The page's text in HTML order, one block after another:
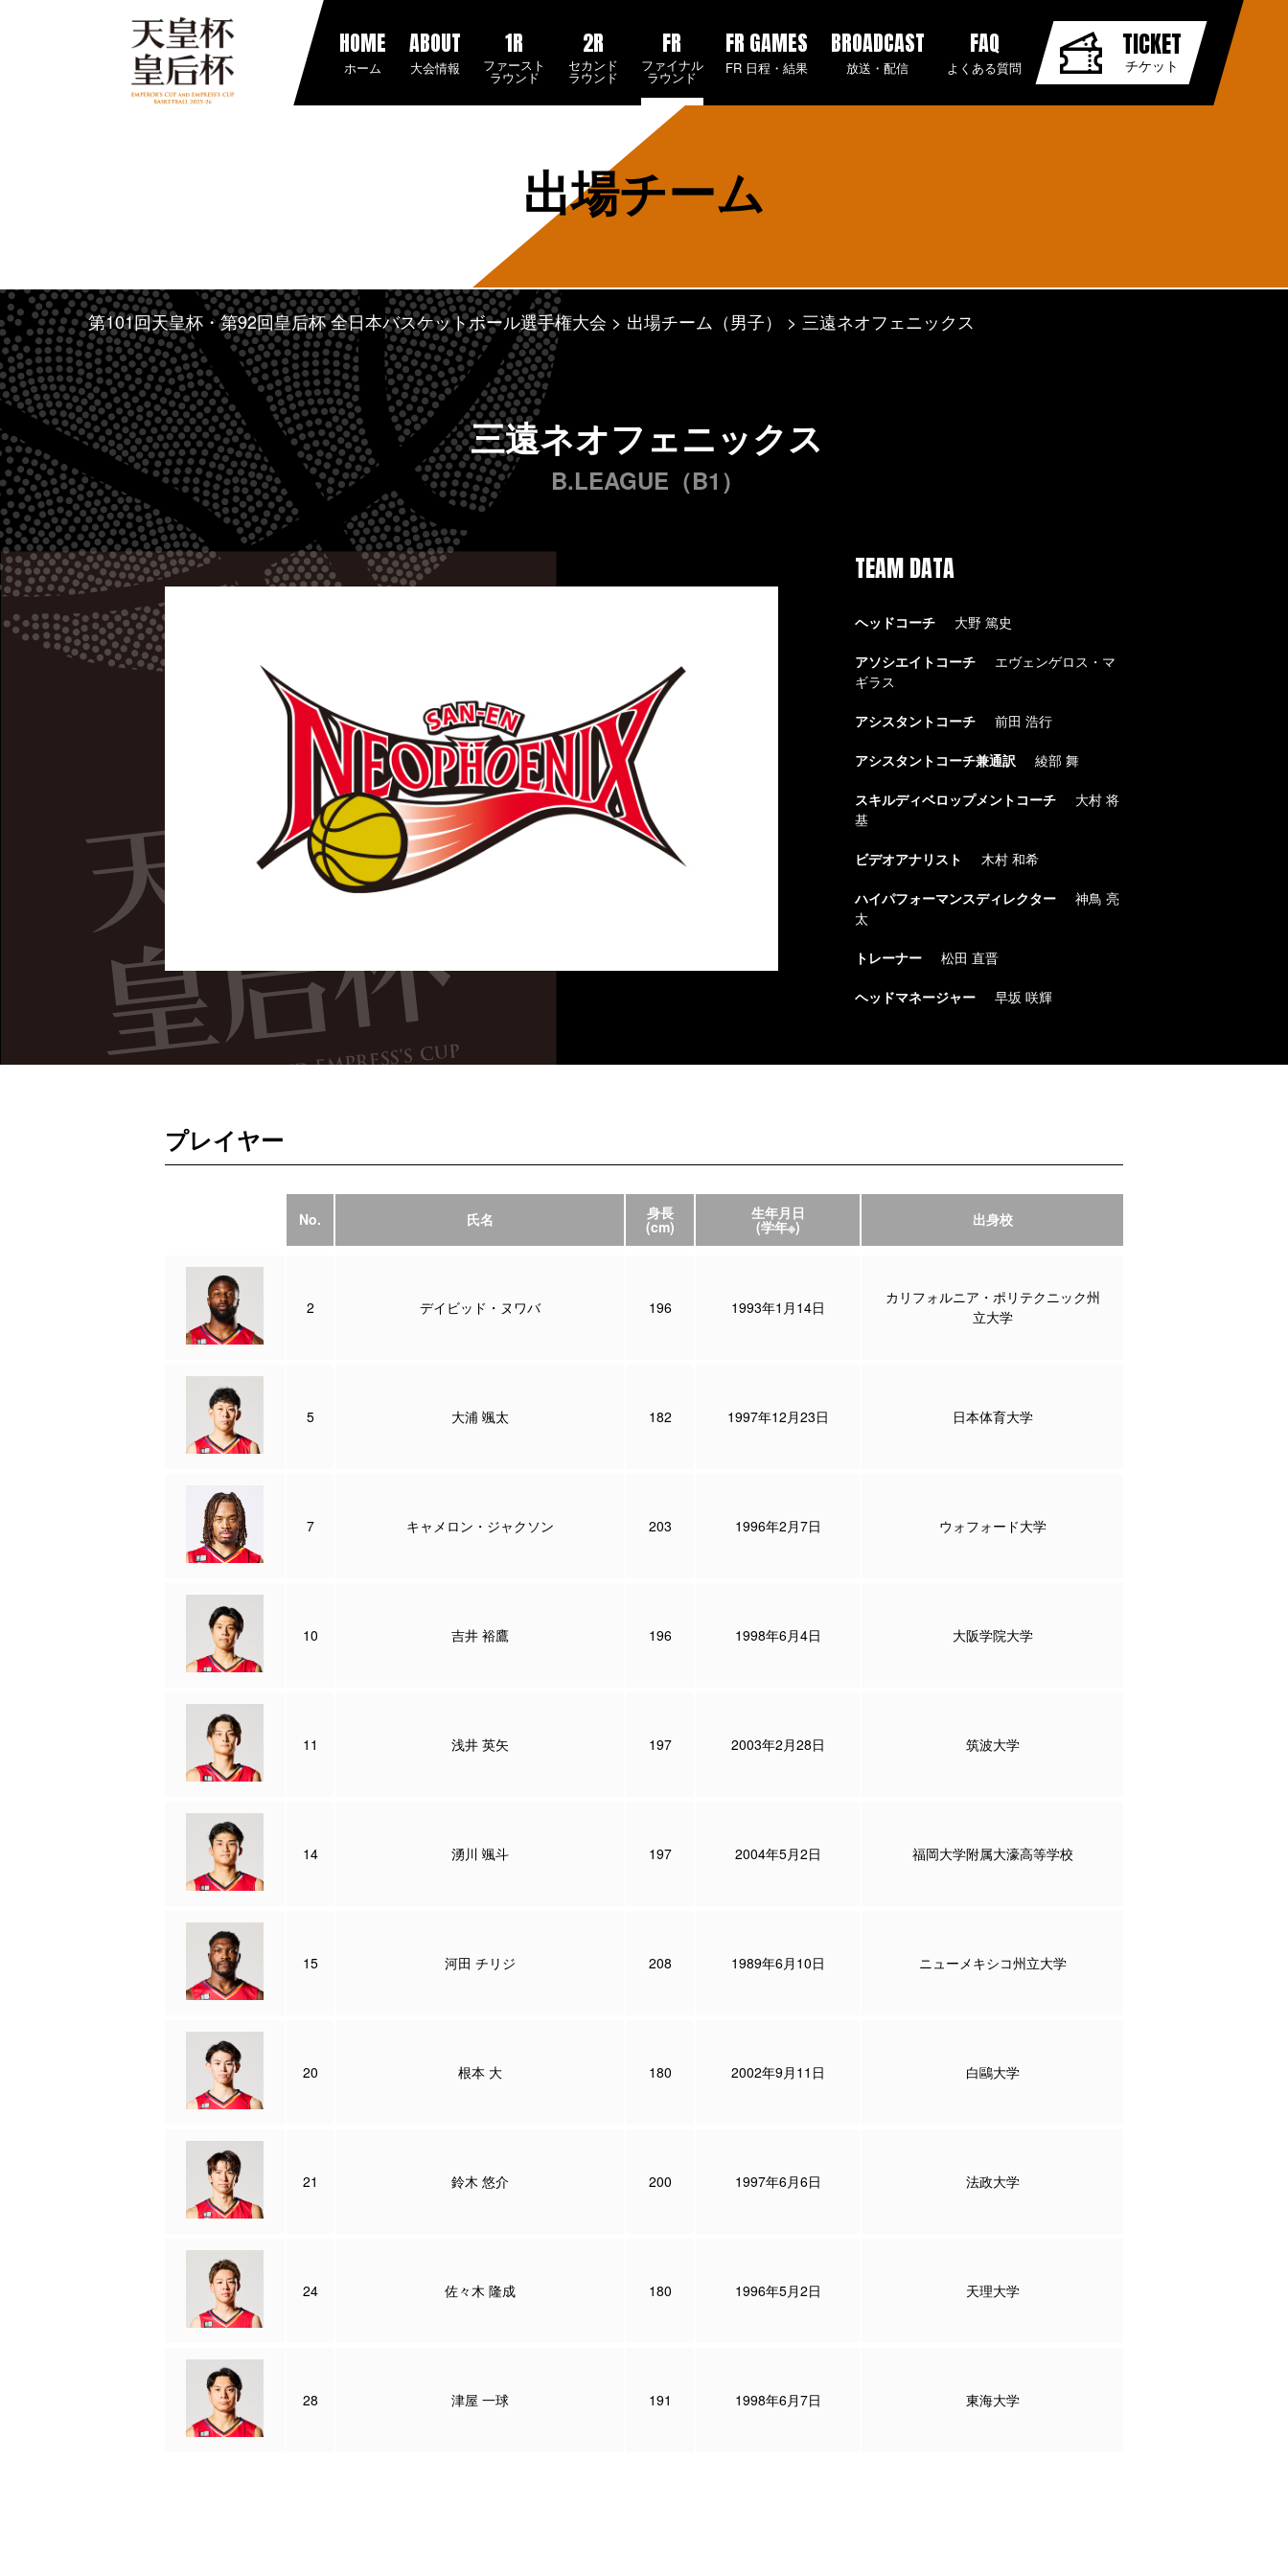
HOME
ホーム
ABOUT
大会情報
1R
ファースト
ラウンド
2R
セカンド
ラウンド
FR
ファイナル
ラウンド
FR GAMES
FR 日程・結果
BROADCAST
放送・配信
FAQ
よくある質問
TICKET
チケット
出場チーム
第101回天皇杯・第92回皇后杯 全日本バスケットボール選手権大会 出場チーム（男子） 三遠ネオフェニックス
三遠ネオフェニックス
B.LEAGUE（B1）
TEAM DATA
ヘッドコーチ 大野 篤史
アソシエイトコーチ
エヴェンゲロス・マ
ギラス
アシスタントコーチ 前田 浩行
アシスタントコーチ兼通訳 綾部 舞
スキルディベロップメントコーチ
大村 将
基
ビデオアナリスト 木村 和希
ハイパフォーマンスディレクター
神鳥 亮
太
トレーナー 松田 直晋
ヘッドマネージャー 早坂 咲輝
プレイヤー
No. 氏名 身長
(cm)
生年月日
(学年※) 出身校
2 デイビッド・ヌワバ 196 1993年1月14日
カリフォルニア・ポリテクニック州
立大学
5 大浦 颯太 182 1997年12月23日 日本体育大学
7 キャメロン・ジャクソン 203 1996年2月7日 ウォフォード大学
10 吉井 裕鷹 196 1998年6月4日 大阪学院大学
11 浅井 英矢 197 2003年2月28日 筑波大学
14 湧川 颯斗 197 2004年5月2日 福岡大学附属大濠高等学校
15 河田 チリジ 208 1989年6月10日 ニューメキシコ州立大学
20 根本 大 180 2002年9月11日 白鷗大学
21 鈴木 悠介 200 1997年6月6日 法政大学
24 佐々木 隆成 180 1996年5月2日 天理大学
28 津屋 一球 191 1998年6月7日 東海大学